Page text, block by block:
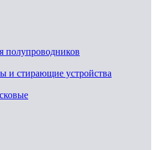
полупроводников
и стирающие устройства